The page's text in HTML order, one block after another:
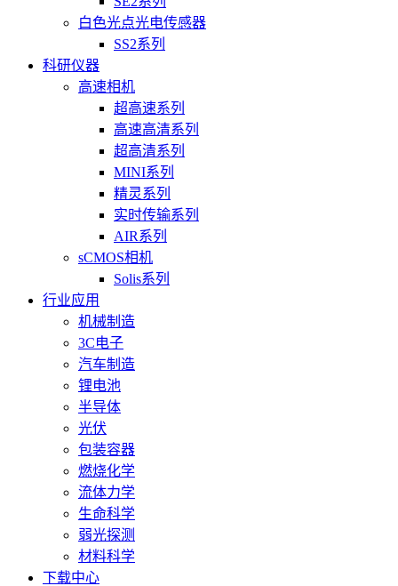
白色光点光电传感器
SS2系列
科研仪器
高速相机
超高速系列
高速高清系列
超高清系列
MINI系列
精灵系列
实时传输系列
AIR系列
sCMOS相机
Solis系列
行业应用
机械制造
3C电子
汽车制造
锂电池
半导体
光伏
包装容器
燃烧化学
流体力学
生命科学
弱光探测
材料科学
下载中心